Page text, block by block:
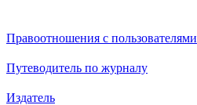
Правоотношения с пользователями
Путеводитель по журналу
Издатель